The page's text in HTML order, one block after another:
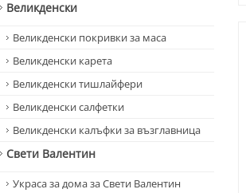
Великденски
Великденски покривки за маса
Великденски карета
Великденски тишлайфери
Великденски салфетки
Великденски калъфки за възглавница
Свети Валентин
Украса за дома за Свети Валентин